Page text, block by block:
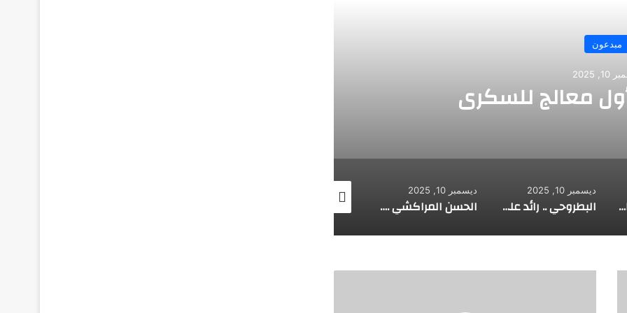
مبدعون
2025
معالج للسكري
الألماني بنز مخترع السيارة الحديثة
ديسمبر 10, 2025
البطروحي .. رائد علم الفلك الحديث
ديسمبر 10, 2025
الحسن المراكشي .. أعظم من صنف علم المثلثات أبو علي الحسن
ديسمبر 10, 2025